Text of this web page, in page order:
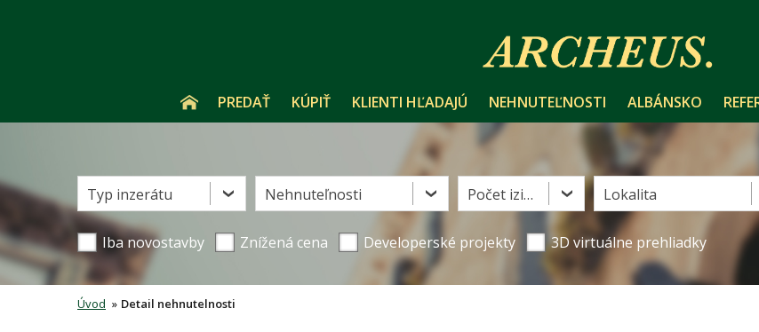
PREDAŤ KÚPIŤ KLIENTI HĽADAJÚ NEHNUTEĽNOSTI ALBÁNSKO
Typ inzerátu Nehnuteľnosti Počet izieb Lokalita
Iba novostavby Znížená cena Developerské projekty 3D virtuálne prehliadky
Úvod » Detail nehnutelnosti